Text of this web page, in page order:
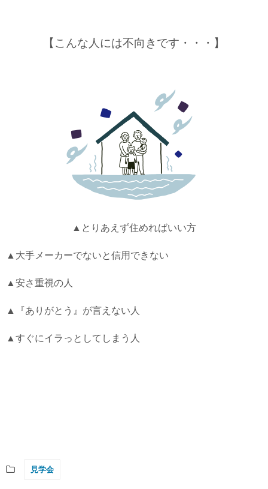
【こんな人には不向きです・・・】
▲とりあえず住めればいい方
▲大手メーカーでないと信用できない
▲安さ重視の人
▲『ありがとう』が言えない人
▲すぐにイラっとしてしまう人
見学会